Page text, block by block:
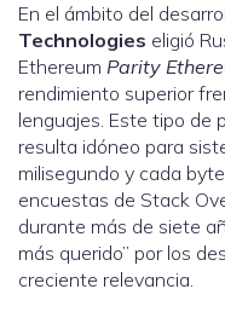
En el ámbito del
Technologies eligió
Ethereum Parity
rendimiento superior
lenguajes. Este tipo de
resulta idóneo para
milisegundo y cada
encuestas de Stack
durante más de siete
más querido” por los
creciente relevancia.